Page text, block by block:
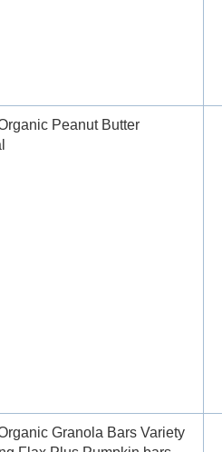
Peanut Butter
Granola Bars Variety